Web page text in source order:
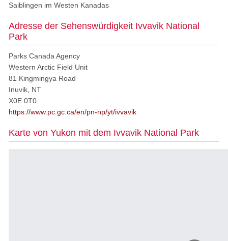
Saiblingen im Westen Kanadas
Adresse der Sehenswürdigkeit Ivvavik National
Park
Parks Canada Agency
Western Arctic Field Unit
81 Kingmingya Road
Inuvik, NT
X0E 0T0
https://www.pc.gc.ca/en/pn-np/yt/ivvavik
Karte von Yukon mit dem Ivvavik National Park